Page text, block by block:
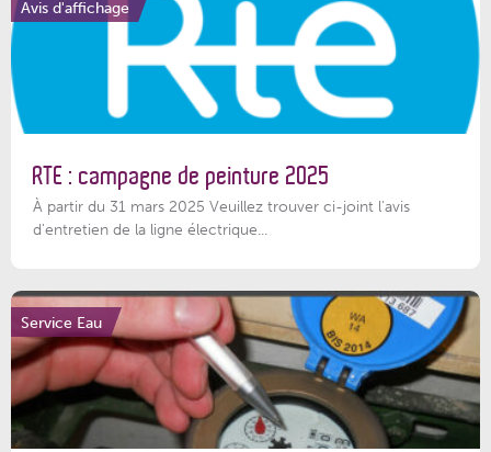
Avis d'affichage
RTE : campagne de peinture 2025
À partir du 31 mars 2025 Veuillez trouver ci-joint l'avis
d'entretien de la ligne électrique...
Service Eau